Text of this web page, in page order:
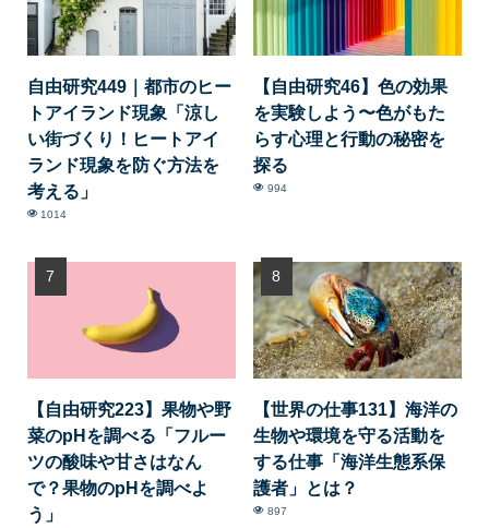
自由研究449｜都市のヒー
トアイランド現象「涼し
い街づくり！ヒートアイ
ランド現象を防ぐ方法を
考える」
1014
【自由研究46】色の効果
を実験しよう〜色がもた
らす心理と行動の秘密を
探る
994
【自由研究223】果物や野
菜のpHを調べる「フルー
ツの酸味や甘さはなん
で？果物のpHを調べよ
う」
【世界の仕事131】海洋の
生物や環境を守る活動を
する仕事「海洋生態系保
護者」とは？
897